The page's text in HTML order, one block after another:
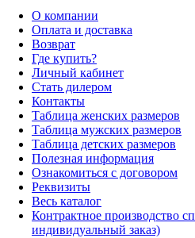
О компании
Оплата и доставка
Возврат
Где купить?
Личный кабинет
Стать дилером
Контакты
Таблица женских размеров
Таблица мужских размеров
Таблица детских размеров
Полезная информация
Ознакомиться с договором
Реквизиты
Весь каталог
Контрактное производство
индивидуальный заказ)